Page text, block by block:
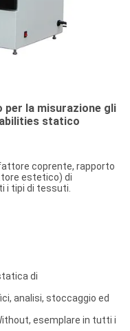
per la misurazione gli
statico
coprente, rapporto
estetico) di
i tipi di tessuti.
di
analisi, stoccaggio ed
esemplare in tutti i